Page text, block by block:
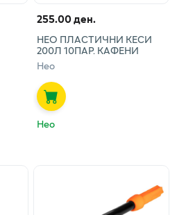
255.00 ден.
НЕО ПЛАСТИЧНИ КЕСИ
200Л 10ПАР. КАФЕНИ
Нео
Нео